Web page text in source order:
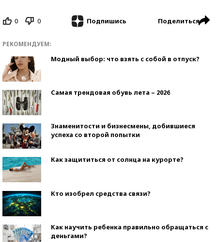
0 0 Подпишись Поделиться
РЕКОМЕНДУЕМ:
Модный выбор: что взять с собой в отпуск?
Самая трендовая обувь лета – 2026
Знаменитости и бизнесмены, добившиеся
успеха со второй попытки
Как защититься от солнца на курорте?
Кто изобрел средства связи?
Как научить ребенка правильно обращаться с
деньгами?